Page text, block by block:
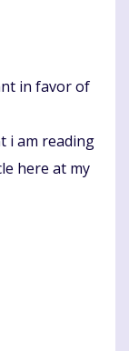
in favor of
i am reading
here at my